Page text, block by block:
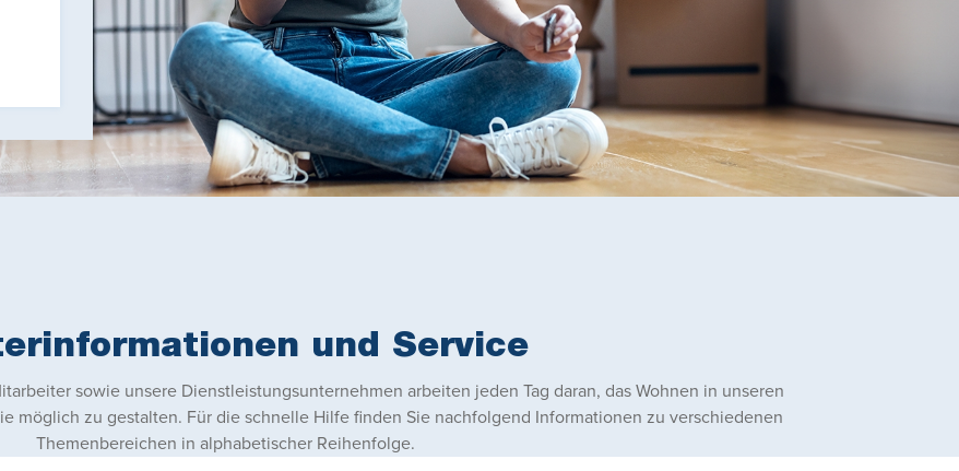
und Service
sowie unsere Dienstleistungsunternehmen arbeiten jeden Tag daran, das Wohnen in unseren
möglich zu gestalten. Für die schnelle Hilfe finden Sie nachfolgend Informationen zu verschiedenen
Themenbereichen in alphabetischer Reihenfolge.